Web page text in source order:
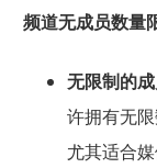
频道无成员数量
无限制的
许拥有无
尤其适合